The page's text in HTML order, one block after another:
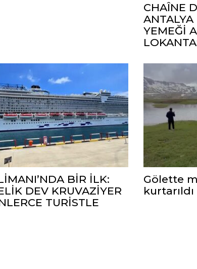
CHAÎNE
ANTALYA
YEMEĞİ
BİR İLK:
DEV KRUVAZİYER
TURİSTLE
Gölette
kurtarıldı